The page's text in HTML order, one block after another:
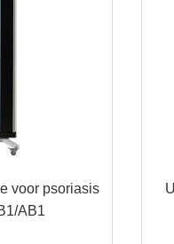
voor psoriasis
AB1